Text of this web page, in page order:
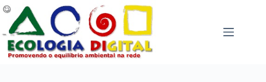
Pular
para
conteúdo